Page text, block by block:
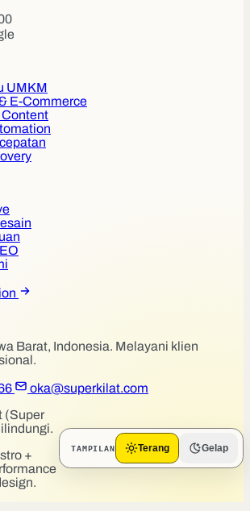
UMKM
E-Commerce
Content
Barat, Indonesia. Melayani klien
oka@superkilat.com
(Super
+
TAMPILAN Terang Gelap